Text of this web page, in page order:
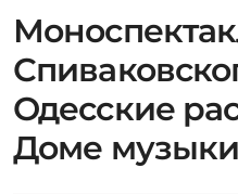
Одесские
Доме музыки